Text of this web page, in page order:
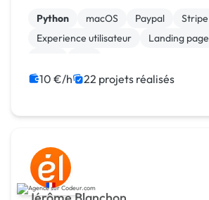
Python macOS Paypal Stripe
Experience utilisateur
Landing page
10 €/h 22 projets réalisés